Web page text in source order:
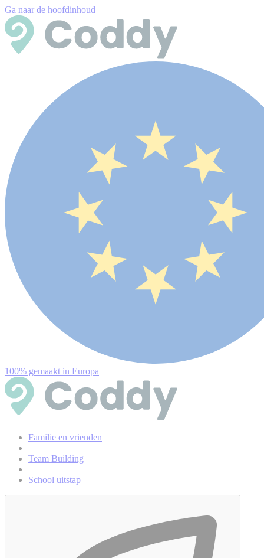
Ga naar de hoofdinhoud
100% gemaakt in Europa
Familie en vrienden
|
Team Building
|
School uitstap